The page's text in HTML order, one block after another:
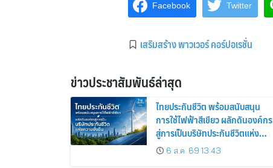
Facebook Twitter
เสริมสร้าง พาวเวอร์ คอร์ปอเรชั่น
ข่าวประชาสัมพันธ์ล่าสุด
ไทยประกันชีวิต พร้อมสนับสนุน
การใช้ไฟฟ้าสีเขียว ผลักดันองค์กร
สู่การเป็นบริษัทประกันชีวิตแห่ง
ความยั่งยืน
6 ส.ค. 69 13:43